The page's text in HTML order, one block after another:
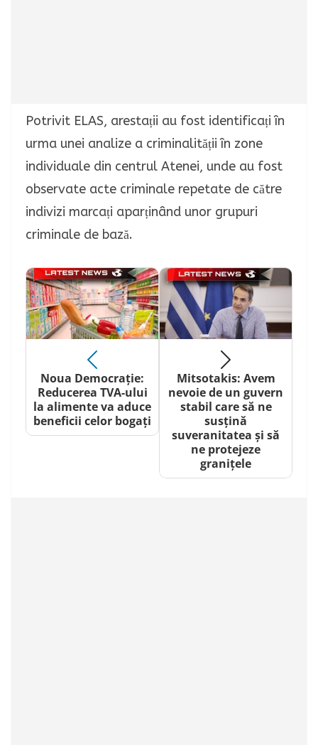
Potrivit ELAS, arestații au fost identificați în
urma unei analize a criminalității în zone
individuale din centrul Atenei, unde au fost
observate acte criminale repetate de către
indivizi marcați aparținând unor grupuri
criminale de bază.
Noua Democrație:
Reducerea TVA-ului
la alimente va aduce
beneficii celor bogați
Mitsotakis: Avem
nevoie de un guvern
stabil care să ne
susțină
suveranitatea și să
ne protejeze
granițele